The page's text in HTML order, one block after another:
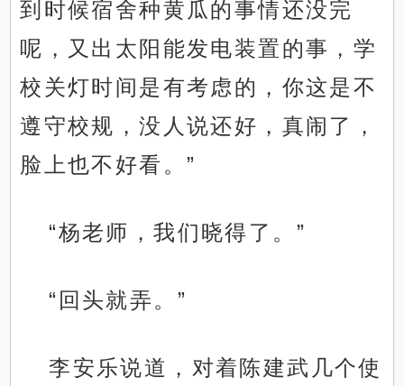
到时候宿舍种黄瓜的事情还没完
呢，又出太阳能发电装置的事，学
校关灯时间是有考虑的，你这是不
遵守校规，没人说还好，真闹了，
脸上也不好看。”
“杨老师，我们晓得了。”
“回头就弄。”
李安乐说道，对着陈建武几个使